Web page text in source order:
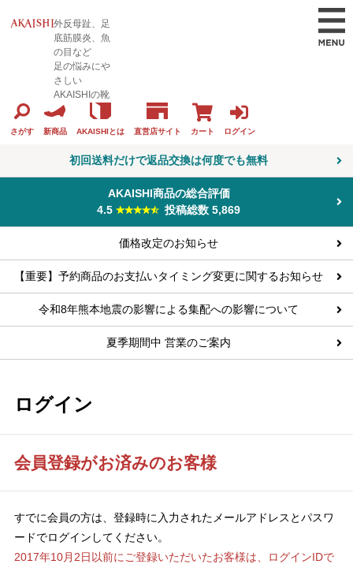
外反母趾、足
底筋膜炎、魚
の目など
足の悩みにや
さしい
AKAISHIの靴
さがす 新商品 AKAISHIとは 直営店サイト カート ログイン
初回送料だけで返品交換は何度でも無料
AKAISHI商品の総合評価
4.5
投稿総数 5,869
価格改定のお知らせ
【重要】予約商品のお支払いタイミング変更に関するお知らせ
令和8年熊本地震の影響による集配への影響について
夏季期間中 営業のご案内
ログイン
会員登録がお済みのお客様
すでに会員の方は、登録時に入力されたメールアドレスとパスワ
ードでログインしてください。
2017年10月2日以前にご登録いただいたお客様は、ログインIDで